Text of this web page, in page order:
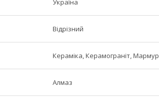
Україна
Відрізний
Кераміка, Керамограніт, Мармур
Алмаз